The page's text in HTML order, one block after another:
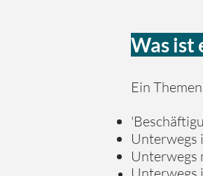
Was ist
Ein
Unterwegs
Unterwegs